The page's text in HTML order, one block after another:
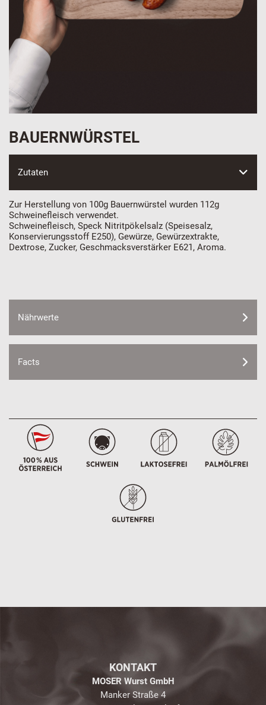
BAUERNWÜRSTEL
Zutaten
Zur Herstellung von 100g Bauernwürstel wurden 112g
Schweinefleisch verwendet.
Schweinefleisch, Speck Nitritpökelsalz (Speisesalz,
Konservierungsstoff E250), Gewürze, Gewürzextrakte,
Dextrose, Zucker, Geschmacksverstärker E621, Aroma.
Nährwerte
Facts
KONTAKT
MOSER Wurst GmbH
Manker Straße 4